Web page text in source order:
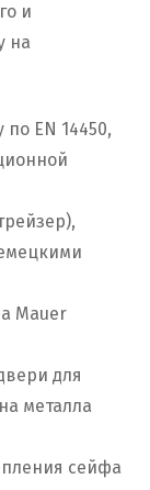
и
на
EN 14450,
Mauer
для
металла
сейфа